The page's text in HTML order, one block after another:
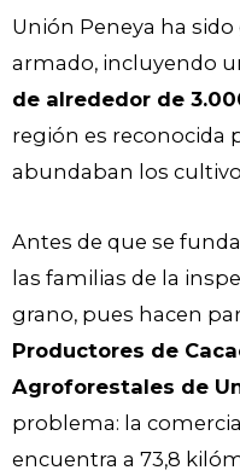
Unión Peneya ha
armado, incluyendo
de alrededor de
región es reconocida
abundaban los
Antes de que se
las familias de la
grano, pues hacen
Productores de
Agroforestales de
problema: la
encuentra a 73,8